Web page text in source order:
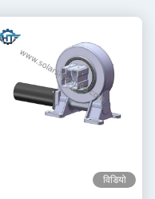
विडियो